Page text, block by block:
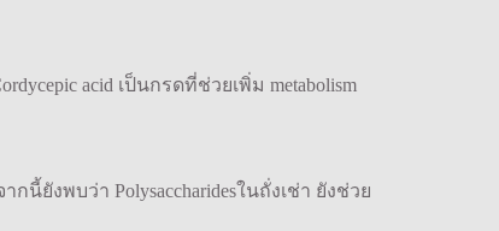
acid เป็นกรดที่ช่วยเพิ่ม metabolism
ยังพบว่า Polysaccharidesในถั่งเช่า ยังช่วย